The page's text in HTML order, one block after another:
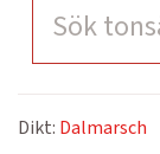
Dikt: Dalmarsch